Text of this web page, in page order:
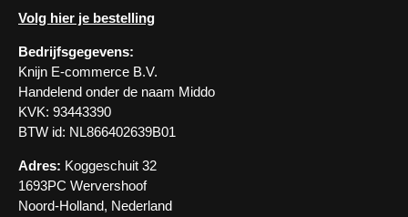
Volg hier je bestelling
Bedrijfsgegevens:
Knijn E-commerce B.V.
Handelend onder de naam Middo
KVK: 93443390
BTW id: NL866402639B01
Adres: Koggeschuit 32
1693PC Wervershoof
Noord-Holland, Nederland